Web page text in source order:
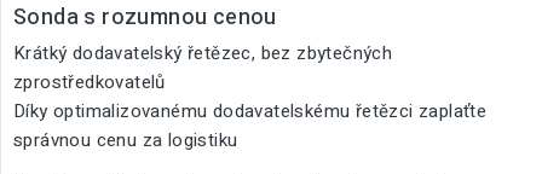
Sonda s rozumnou cenou
Krátký dodavatelský řetězec, bez zbytečných
zprostředkovatelů
Díky optimalizovanému dodavatelskému řetězci zaplaťte
správnou cenu za logistiku